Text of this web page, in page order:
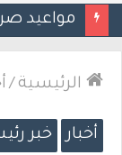
عن
الرئيسية /
أخبار خبر